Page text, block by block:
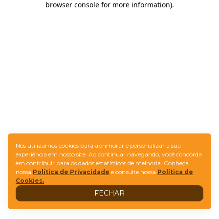
browser console for more information).
Nós utilizamos cookies para aprimorar e personalizar a sua
experiência em nosso site. Ao continuar navegando, você concorda
em contribuir para os dados estatísticos de melhoria. Conheça
nossa Política de Privacidade e consulte nossa Política de
Cookies.
FECHAR